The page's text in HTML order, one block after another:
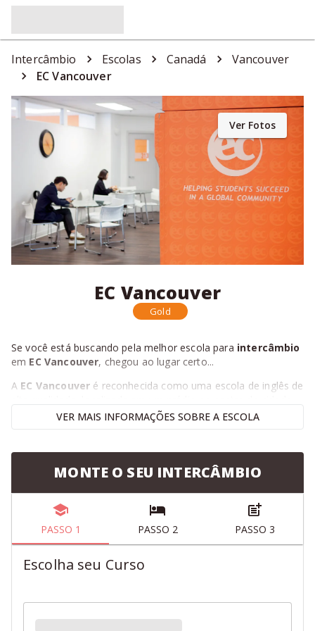
Intercâmbio Escolas Canadá
Vancouver
EC Vancouver
Ver Fotos
EC Vancouver
Gold
Se você está buscando pela melhor escola para intercâmbio
em EC Vancouver, chegou ao lugar certo...
A EC Vancouver é reconhecida como uma escola de inglês de
A escola conta com 19 modernas salas de aula com quadros
computadores, cozinha e um centro de aplicação do exame
Cambridge. Isso tudo somado a professores certificados.
Assim como nas outras 23 unidades espalhadas por 3
continentes, a tradição e qualidade inspiram mais de 45 mil
estudantes de mais de 140 nacionalidades todos os anos a
estudar naEC.
No momento da sua matrícula, você ganha acesso a uma
plataforma chamada EC Online. Nela, é possível adicionar os
VER MAIS INFORMAÇÕES SOBRE A ESCOLA
MONTE O SEU INTERCÂMBIO
PASSO 1 PASSO 2 PASSO 3
Escolha seu Curso